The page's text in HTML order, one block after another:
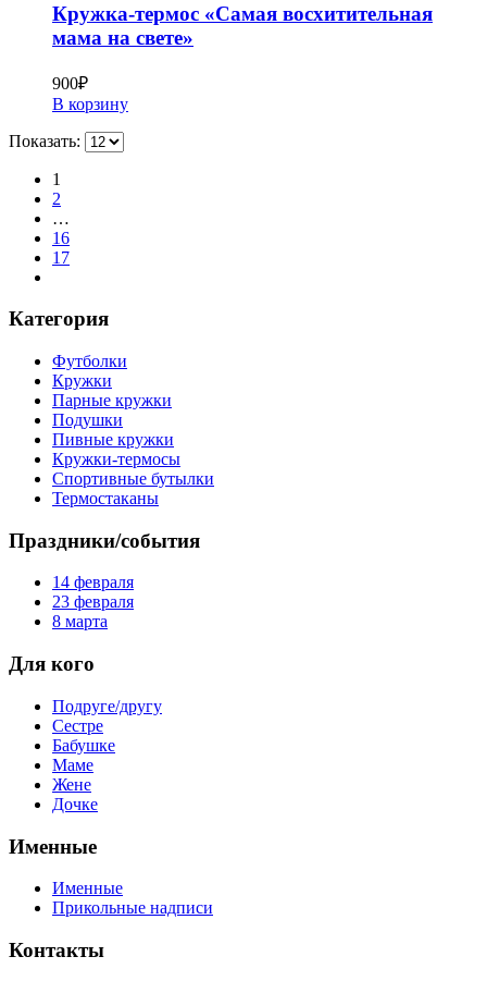
Кружка-термос «Самая восхитительная
мама на свете»
900₽
В корзину
Показать:
1
2
…
16
17
Категория
Футболки
Кружки
Парные кружки
Подушки
Пивные кружки
Кружки-термосы
Спортивные бутылки
Термостаканы
Праздники/события
14 февраля
23 февраля
8 марта
Для кого
Подруге/другу
Сестре
Бабушке
Маме
Жене
Дочке
Именные
Именные
Прикольные надписи
Контакты